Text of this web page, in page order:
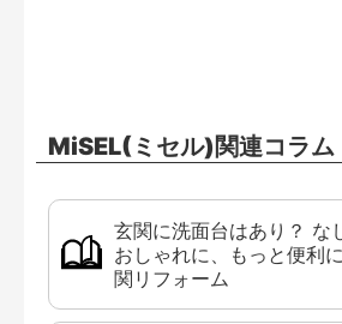
MiSEL(ミセル)関連コラム
玄関に洗面台はあり？ な
おしゃれに、もっと便利
関リフォーム